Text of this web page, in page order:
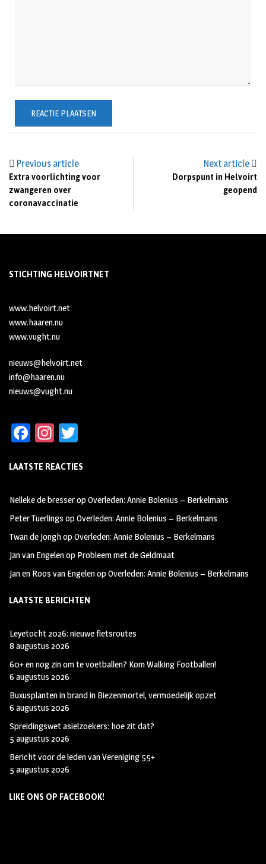
Previous article
Extra voorlichting voor
zwangeren over
coronavaccinatie
Next article
Dorpspunt in Helvoirt
geopend
STICHTING HELVOIRTNET
www.helvoirt.net
www.haaren.nu
www.vught.nu
nieuws@helvoirt.net
info@haaren.nu
nieuws@vught.nu
Fa
b
oo
k
In
ag
m
tt
LAATSTE REACTIES
Nelleke de bresseropOverleden: Annie Bolenius – Berkelmans
Peter Tuerlings opOverleden: Annie Bolenius – Berkelmans
Twan de JonghopOverleden: Annie Bolenius – Berkelmans
Jan van Engelenop Probleem met de Geldmaat
Jan en Roos van EngelenopOverleden: Annie Bolenius – Berkelmans
LAATSTE BERICHTEN
Leyetocht 2026: nieuwe fietsroutes
8 augustus 2026
60+ en nog zin om te voetballen? Kom Walking Footballen!
6 augustus 2026
Buxusplanten in brand in Biezenmortel, vermoedelijk opzet
6 augustus 2026
Spreidingswet asielzoekers: hoe zit dat?
5 augustus 2026
Bericht voor de leden van Vereniging 55+
5 augustus 2026
LIKE ONS OP FACEBOOK!